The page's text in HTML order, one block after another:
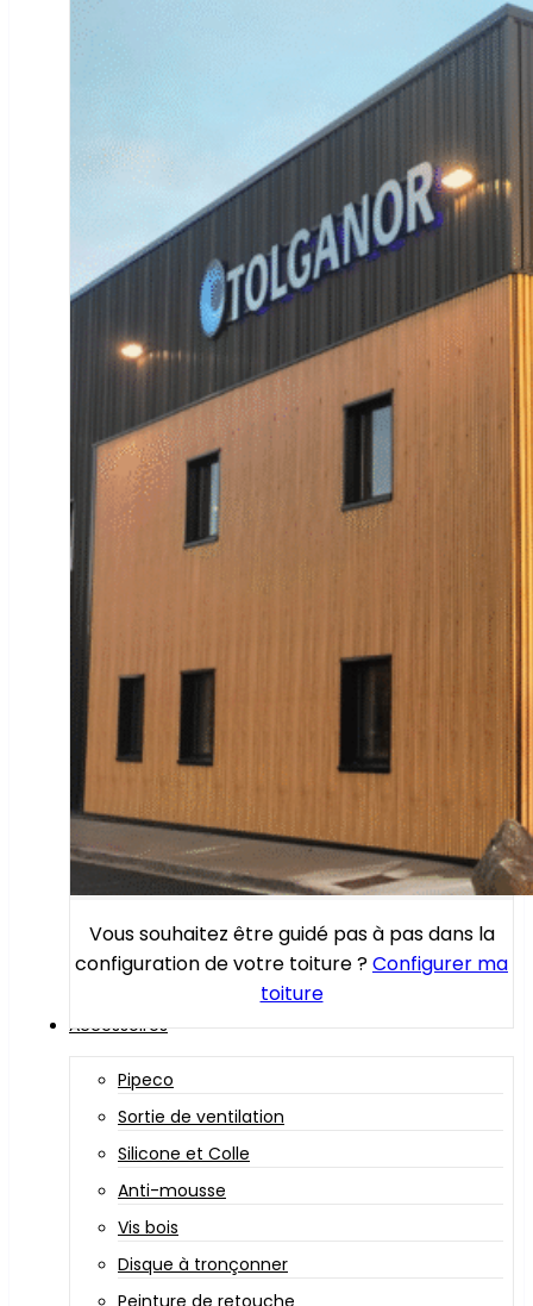
Vous souhaitez être guidé pas à pas dans la
configuration de votre toiture ?Configurer ma
toiture
Accessoires
Pipeco
Sortie de ventilation
Silicone et Colle
Anti-mousse
Vis bois
Disque à tronçonner
Peinture de retouche